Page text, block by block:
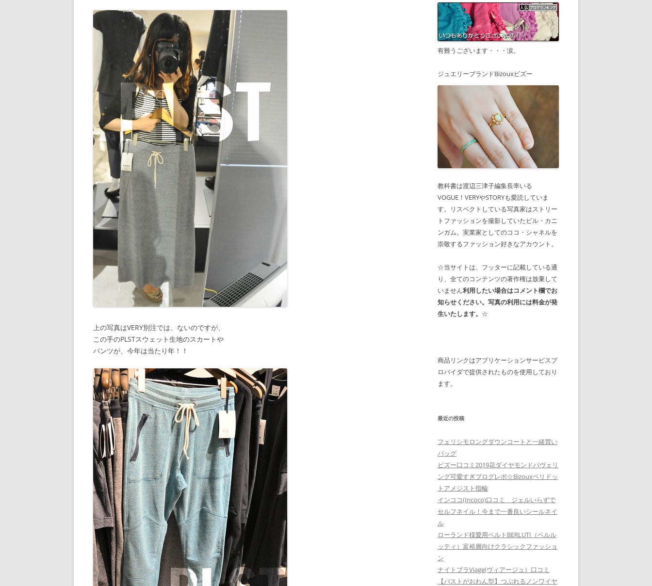
上の写真はVERY別注では、ないのですが、
この手のPLSTスウェット生地のスカートや
パンツが、今年は当たり年！！
有難うございます・・・涙。
ジュエリーブランドBizouxビズー
教科書は渡辺三津子編集長率いる
VOGUE！VERYやSTORYも愛読していま
す。リスペクトしている写真家はストリー
トファッションを撮影していたビル・カニ
ンガム。実業家としてのココ・シャネルを
崇敬するファッション好きなアカウント。
☆当サイトは、フッターに記載している通
り、全てのコンテンツの著作権は放棄して
いません利用したい場合はコメント欄でお
知らせください。写真の利用には料金が発
生いたします。 ☆
商品リンクはアプリケーションサービスプ
ロバイダで提供されたものを使用しており
ます。
最近の投稿
フェリシモロングダウンコートと一緒買い
バッグ
ビズー口コミ2019花ダイヤモンドパヴェリ
ング可愛すぎブログレポ☆Bizouxペリドッ
トアメジスト指輪
インココ(Incoco)口コミ ジェルいらずで
セルフネイル！今まで一番良いシールネイ
ル
ローランド様愛用ベルトBERLUTI（ベルル
ッティ）富裕層向けクラシックファッショ
ン
ナイトブラViage(ヴィアージュ）口コミ
【バストがおわん型】つぶれるノンワイヤ